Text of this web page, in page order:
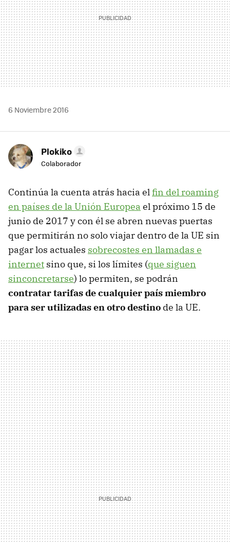
6 Noviembre 2016
Plokiko
Colaborador
Continúa la cuenta atrás hacia elfin del roaming
en países de la Unión Europea el próximo 15 de
junio de 2017 y con él se abren nuevas puertas
que permitirán no solo viajar dentro de la UE sin
pagar los actuales sobrecostes en llamadas e
internet sino que, si los límites (que siguen
sinconcretarse) lo permiten, se podrán
contratar tarifas de cualquier país miembro
para ser utilizadas en otro destino de la UE.